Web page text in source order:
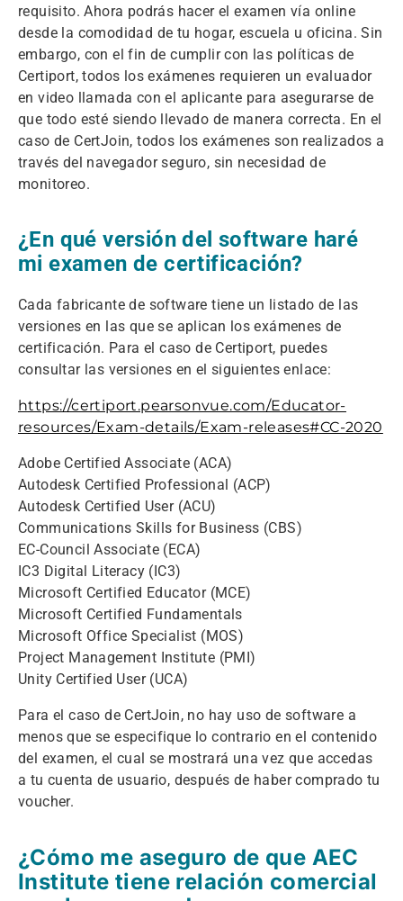
requisito. Ahora podrás hacer el examen vía online
desde la comodidad de tu hogar, escuela u oficina. Sin
embargo, con el fin de cumplir con las políticas de
Certiport, todos los exámenes requieren un evaluador
en video llamada con el aplicante para asegurarse de
que todo esté siendo llevado de manera correcta. En el
caso de CertJoin, todos los exámenes son realizados a
través del navegador seguro, sin necesidad de
monitoreo.
¿En qué versión del software haré
mi examen de certificación?
Cada fabricante de software tiene un listado de las
versiones en las que se aplican los exámenes de
certificación. Para el caso de Certiport, puedes
consultar las versiones en el siguientes enlace:
https://certiport.pearsonvue.com/Educator-
resources/Exam-details/Exam-releases#CC-2020
Adobe Certified Associate (ACA)
Autodesk Certified Professional (ACP)
Autodesk Certified User (ACU)
Communications Skills for Business (CBS)
EC-Council Associate (ECA)
IC3 Digital Literacy (IC3)
Microsoft Certified Educator (MCE)
Microsoft Certified Fundamentals
Microsoft Office Specialist (MOS)
Project Management Institute (PMI)
Unity Certified User (UCA)
Para el caso de CertJoin, no hay uso de software a
menos que se especifique lo contrario en el contenido
del examen, el cual se mostrará una vez que accedas
a tu cuenta de usuario, después de haber comprado tu
voucher.
¿Cómo me aseguro de que AEC
Institute tiene relación comercial